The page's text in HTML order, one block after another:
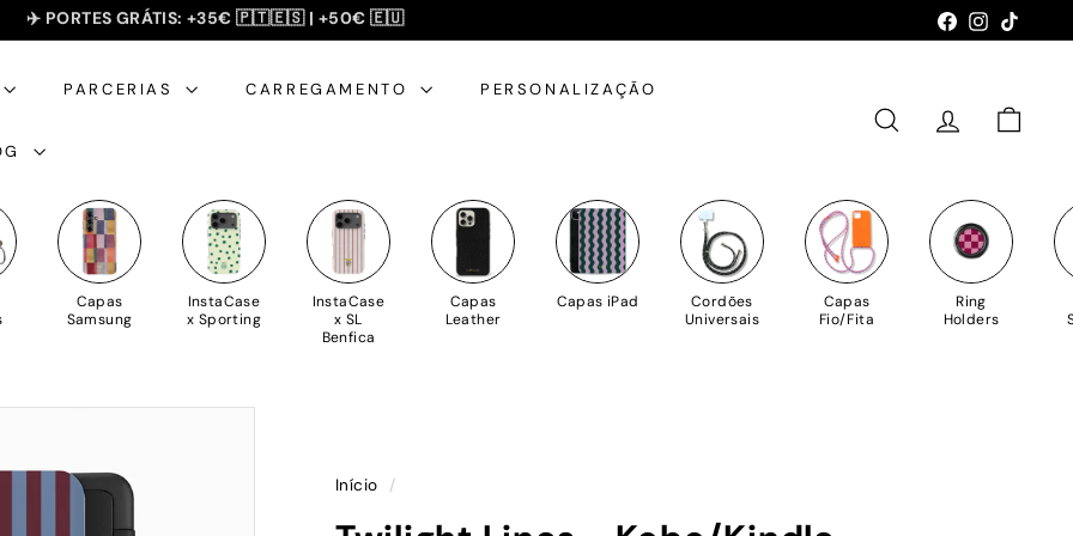
pausa
✈️ PORTES GRÁTIS: +35€ 🇵🇹🇪🇸 | +50€ 🇪🇺
SUMMER SALE - 20% OFF 🎁 Facebook
Instagram
PARCERIAS CARREGAMENTO PERSONALIZAÇÃO
PESQUISAR
CONTA
Capas
Samsung
InstaCase
x Sporting
InstaCase
x SL
Benfica
Capas
Leather
Capas iPad
Cordões
Universais
Capas
Fio/Fita
Ring
Holders
Início /